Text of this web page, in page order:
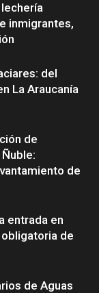
inmigrantes,
del
La Araucanía
de
de
entrada en
de
de Aguas